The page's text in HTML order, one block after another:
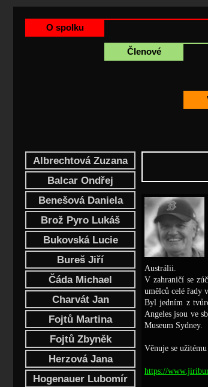
O spolku
Členové
Albrechtová Zuzana
Balcar Ondřej
Benešová Daniela
Brož Pyro Lukáš
Bukovská Lucie
Bureš Jiří
Čáda Michael
Charvát Jan
Fojtů Martina
Fojtů Zbyněk
Herzová Jana
Hogenauer Lubomír
Austrálii.
V zahraničí se
umělců celé řady
Byl jedním z
Angeles jsou ve
Museum Sydney.
Věnuje se
https://